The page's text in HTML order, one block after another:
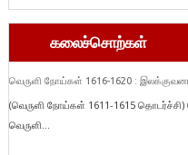
கலைச்சொற்கள்
வெருளி நோய்கள் 1616-1620 :
(வெருளி நோய்கள் 1611-1615
வெருளி...